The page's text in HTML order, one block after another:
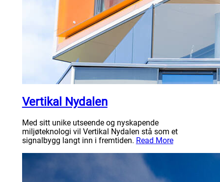
Vertikal Nydalen
Med sitt unike utseende og nyskapende
miljøteknologi vil Vertikal Nydalen stå som et
signalbygg langt inn i fremtiden. Read More